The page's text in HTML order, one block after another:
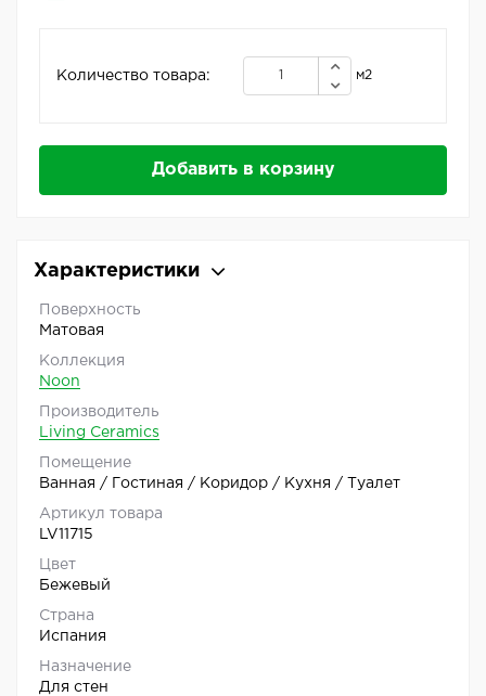
Количество товара: м2
Добавить в корзину
Характеристики
Поверхность
Матовая
Коллекция
Noon
Производитель
Living Ceramics
Помещение
Ванная / Гостиная / Коридор / Кухня / Туалет
Артикул товара
LV11715
Цвет
Бежевый
Страна
Испания
Назначение
Для стен